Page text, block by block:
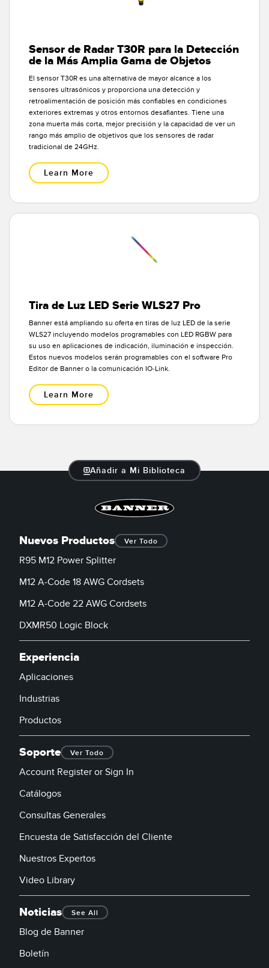
Sensor de Radar T30R para la Detección
de la Más Amplia Gama de Objetos
El sensor T30R es una alternativa de mayor alcance a los
sensores ultrasónicos y proporciona una detección y
retroalimentación de posición más confiables en condiciones
exteriores extremas y otros entornos desafiantes. Tiene una
zona muerta más corta, mejor precisión y la capacidad de ver un
rango más amplio de objetivos que los sensores de radar
tradicional de 24GHz.
Learn More
Tira de Luz LED Serie WLS27 Pro
Banner está ampliando su oferta en tiras de luz LED de la serie
WLS27 incluyendo modelos programables con LED RGBW para
su uso en aplicaciones de indicación, iluminación e inspección.
Estos nuevos modelos serán programables con el software Pro
Editor de Banner o la comunicación IO-Link.
Learn More
Añadir a Mi Biblioteca
Nuevos Productos Ver Todo
R95 M12 Power Splitter
M12 A-Code 18 AWG Cordsets
M12 A-Code 22 AWG Cordsets
DXMR50 Logic Block
Experiencia
Aplicaciones
Industrias
Productos
Soporte Ver Todo
Account Register or Sign In
Catálogos
Consultas Generales
Encuesta de Satisfacción del Cliente
Nuestros Expertos
Video Library
Noticias See All
Blog de Banner
Boletín